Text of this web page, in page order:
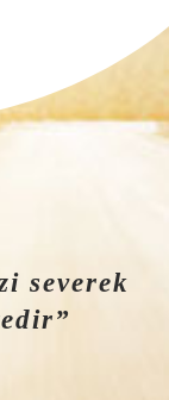
severek